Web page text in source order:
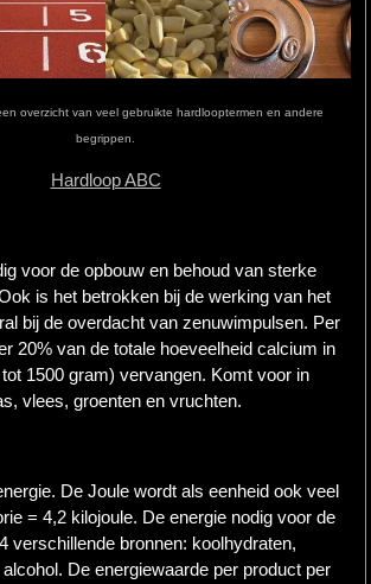
overzicht van veel gebruikte hardlooptermen en andere
begrippen.
Hardloop ABC
voor de opbouw en behoud van sterke
is het betrokken bij de werking van het
bij de overdacht van zenuwimpulsen. Per
20% van de totale hoeveelheid calcium in
1500 gram) vervangen. Komt voor in
vlees, groenten en vruchten.
De Joule wordt als eenheid ook veel
= 4,2 kilojoule. De energie nodig voor de
verschillende bronnen: koolhydraten,
De energiewaarde per product per